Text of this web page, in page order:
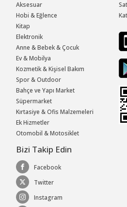
Aksesuar
Hobi & Eğlence
Kitap
Elektronik
Anne & Bebek & Çocuk
Ev & Mobilya
Kozmetik & Kişisel Bakım
Spor & Outdoor
Bahçe ve Yapı Market
Süpermarket
Kırtasiye & Ofis Malzemeleri
Ek Hizmetler
Otomobil & Motosiklet
Bizi Takip Edin
Facebook
Twitter
Instagram